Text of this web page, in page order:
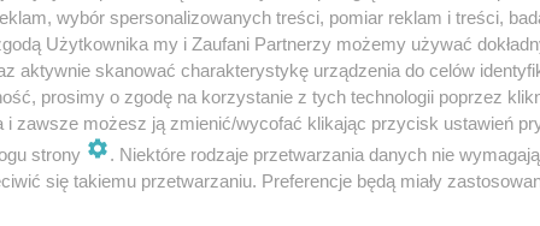
sprowokowanie wymiotów lub płukanie
wybór spersonalizowanych treści, pomiar reklam i treści,
Użytkownika my i Zaufani Partnerzy możemy używać
aktywnie skanować charakterystykę urządzenia do celów
prosimy o zgodę na korzystanie z tych technologii poprzez
i zawsze możesz ją zmienić/wycofać klikając przycisk ustawień
strony
. Niektóre rodzaje przetwarzania danych nie
się takiemu przetwarzaniu. Preferencje będą miały